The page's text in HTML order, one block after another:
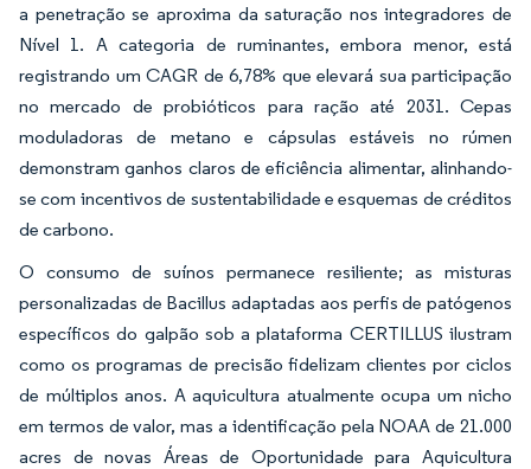
a penetração se aproxima da saturação nos integradores de
Nível 1. A categoria de ruminantes, embora menor, está
registrando um CAGR de 6,78% que elevará sua participação
no mercado de probióticos para ração até 2031. Cepas
moduladoras de metano e cápsulas estáveis no rúmen
demonstram ganhos claros de eficiência alimentar, alinhando-
se com incentivos de sustentabilidade e esquemas de créditos
de carbono.
O consumo de suínos permanece resiliente; as misturas
personalizadas de Bacillus adaptadas aos perfis de patógenos
específicos do galpão sob a plataforma CERTILLUS ilustram
como os programas de precisão fidelizam clientes por ciclos
de múltiplos anos. A aquicultura atualmente ocupa um nicho
em termos de valor, mas a identificação pela NOAA de 21.000
acres de novas Áreas de Oportunidade para Aquicultura